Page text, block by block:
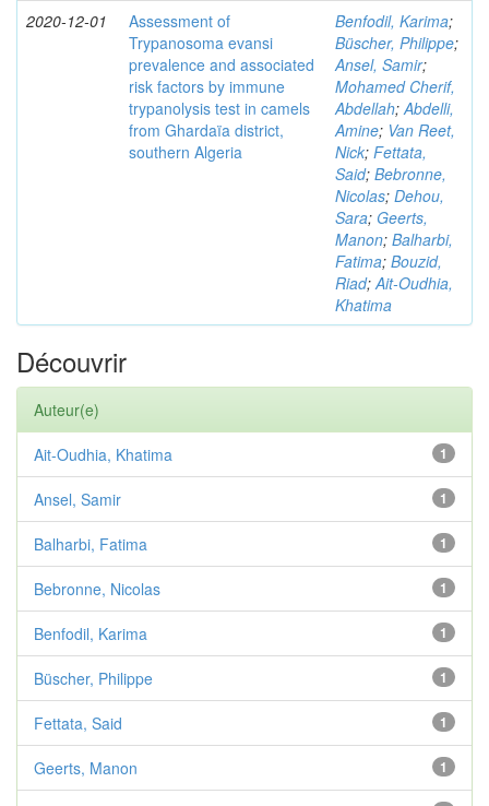
2020-12-01
Assessment of
Trypanosoma evansi
prevalence and associated
risk factors by immune
trypanolysis test in camels
from Ghardaïa district,
southern Algeria
Benfodil, Karima;
Büscher, Philippe;
Ansel, Samir;
Mohamed Cherif,
Abdellah;Abdelli,
Amine; Van Reet,
Nick; Fettata,
Said; Bebronne,
Nicolas; Dehou,
Sara; Geerts,
Manon; Balharbi,
Fatima; Bouzid,
Riad;Ait-Oudhia,
Khatima
Découvrir
Auteur(e)
1
Ait-Oudhia, Khatima
1
Ansel, Samir
1
Balharbi, Fatima
1
Bebronne, Nicolas
1
Benfodil, Karima
1
Büscher, Philippe
1
Fettata, Said
1
Geerts, Manon